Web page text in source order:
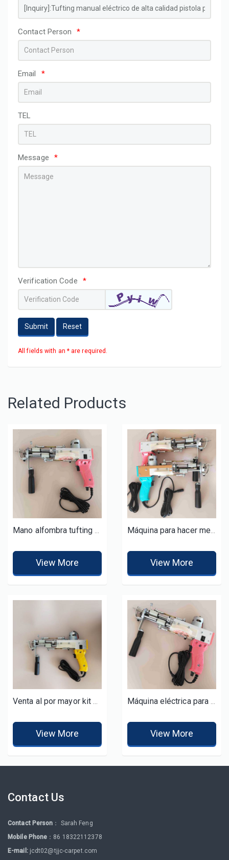
Contact Person *
Email *
TEL
Message *
Verification Code *
Submit Reset
All fields with an * are required.
Related Products
View More View More
View More View More
Contact Us
Contact Person ： Sarah Feng
Mobile Phone ：86 18322112378
E-mail: jcdt02@tjjc-carpet.com